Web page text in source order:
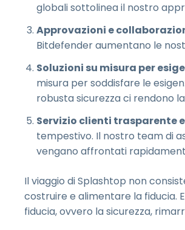
globali sottolinea il nostro
Approvazioni e
Bitdefender aumentano le
Soluzioni su misura per
misura per soddisfare le
robusta sicurezza ci rendono
Servizio clienti trasparente
tempestivo. Il nostro team di
vengano affrontati
Il viaggio di Splashtop non
costruire e alimentare la fiducia.
fiducia, ovvero la sicurezza,